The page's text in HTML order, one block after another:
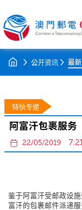
公开资讯 最
特快专递
阿富汗包裹服务
22/05/2019
鉴于阿富汗受邮政设
富汗的包裹邮件派递